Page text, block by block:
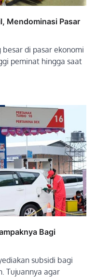
Mendominasi Pasar
di pasar ekonomi
peminat hingga saat
Bagi
subsidi bagi
Tujuannya agar